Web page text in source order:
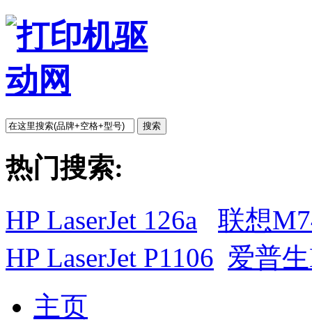
搜索
热门搜索:
HP LaserJet 126a
联想
HP LaserJet P1106 爱普
主页